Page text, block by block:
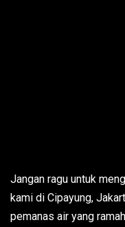
Jangan ragu untuk
kami di Cipayung,
pemanas air yang